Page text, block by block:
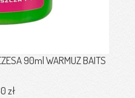
90ml WARMUZ BAITS
zł